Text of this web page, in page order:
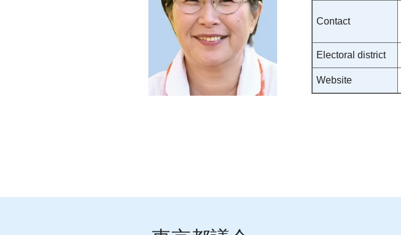
Contact
Electoral district
Website